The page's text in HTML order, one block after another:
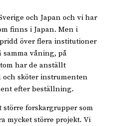
och Japan och vi har
finns i Japan. Men i
över flera institutioner
våning, på
har de anställt
och sköter instrumenten
efter beställning.
större forskargrupper som
mycket större projekt. Vi